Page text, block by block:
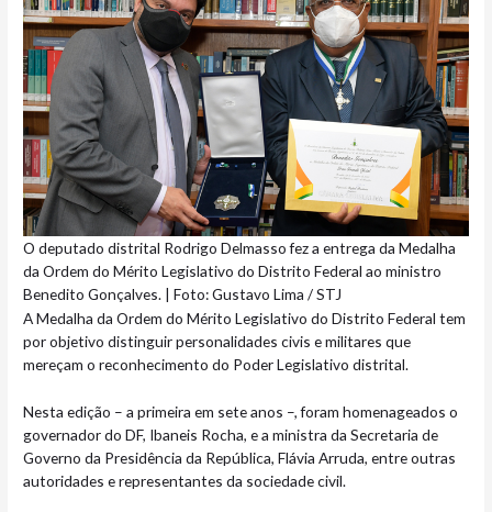
O deputado distrital Rodrigo Delmasso fez a entrega da Medalha
da Ordem do Mérito Legislativo do Distrito Federal ao ministro
Benedito Gonçalves. | Foto: Gustavo Lima / STJ
A Medalha da Ordem do Mérito Legislativo do Distrito Federal tem
por objetivo distinguir personalidades civis e militares que
mereçam o reconhecimento do Poder Legislativo distrital.
Nesta edição – a primeira em sete anos –, foram homenageados o
governador do DF, Ibaneis Rocha, e a ministra da Secretaria de
Governo da Presidência da República, Flávia Arruda, entre outras
autoridades e representantes da sociedade civil.